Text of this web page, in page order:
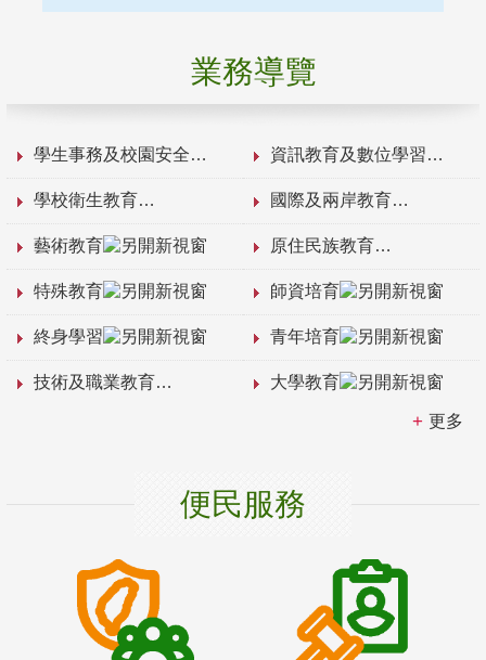
業務導覽
學生事務及校園安全 資訊教育及數位學習
學校衛生教育 國際及兩岸教育
藝術教育 原住民族教育
特殊教育 師資培育
終身學習 青年培育
技術及職業教育 大學教育
更多
便民服務